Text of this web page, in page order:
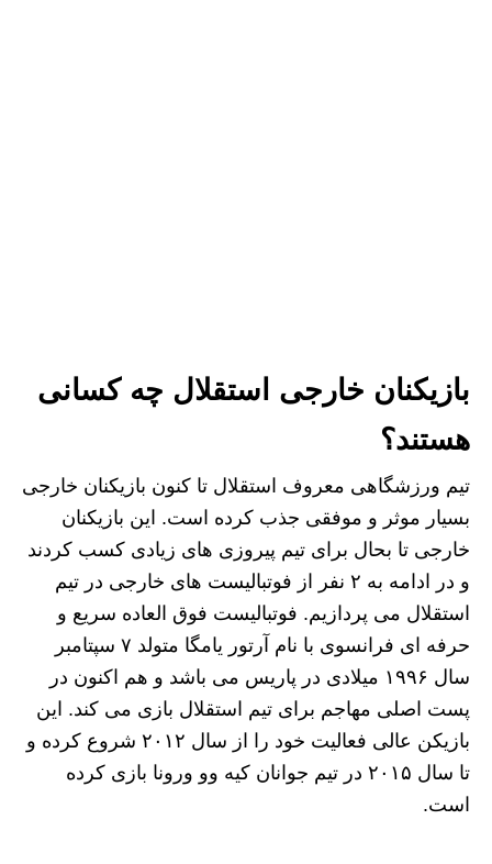
بازیکنان خارجی استقلال چه کسانی
هستند؟
تیم ورزشگاهی معروف استقلال تا کنون بازیکنان خارجی
بسیار موثر و موفقی جذب کرده است. این بازیکنان
خارجی تا بحال برای تیم پیروزی های زیادی کسب کردند
و در ادامه به ۲ نفر از فوتبالیست های خارجی در تیم
استقلال می پردازیم. فوتبالیست فوق العاده سریع و
حرفه ای فرانسوی با نام آرتور یامگا متولد ۷ سپتامبر
سال ۱۹۹۶ میلادی در پاریس می باشد و هم اکنون در
پست اصلی مهاجم برای تیم استقلال بازی می کند. این
بازیکن عالی فعالیت خود را از سال ۲۰۱۲ شروع کرده و
تا سال ۲۰۱۵ در تیم جوانان کیه وو ورونا بازی کرده
است.